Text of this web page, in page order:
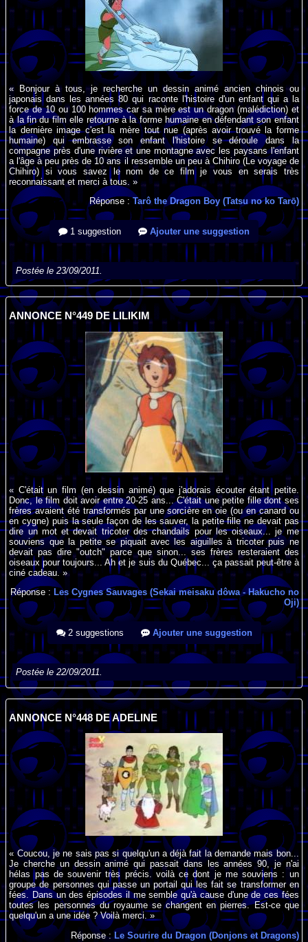
« Bonjour à tous, je recherche un dessin animé ancien chinois ou
japonais dans les années 80 qui raconte l'histoire d'un enfant qui a la
force de 10 ou 100 hommes car sa mère est un dragon (malédiction) et
à la fin du film elle retourne à la forme humaine en défendant son enfant
la dernière image c'est la mère tout nue (après avoir trouvé la forme
humaine) qui embrasse son enfant l'histoire se déroule dans la
compagne près d'une rivière et une montagne avec les paysans l'enfant
a l'âge à peu près de 10 ans il ressemble un peu à Chihiro (Le voyage de
Chihiro) si vous savez le nom de ce film je vous en serais très
reconnaissant et merci à tous. »
Réponse :Tarô the Dragon Boy (Tatsu no ko Tarō)
1 suggestion Ajouter une suggestion
Postée le 23/09/2011.
ANNONCE N°449 DE LILIKIM
« C'était un film (en dessin animé) que j'adorais écouter étant petite.
Donc, le film doit avoir entre 20-25 ans... C'était une petite fille dont ses
frères avaient été transformés par une sorcière en oie (ou en canard ou
en cygne) puis la seule façon de les sauver, la petite fille ne devait pas
dire un mot et devait tricoter des chandails pour les oiseaux... je me
souviens que la petite se piquait avec les aiguilles à tricoter puis ne
devait pas dire "outch" parce que sinon... ses frères resteraient des
oiseaux pour toujours... Ah et je suis du Québec... ça passait peut-être à
ciné cadeau. »
Réponse : Les Cygnes Sauvages (Sekai meisaku dôwa - Hakucho no
Oji)
2 suggestions Ajouter une suggestion
Postée le 22/09/2011.
ANNONCE N°448 DE ADELINE
« Coucou, je ne sais pas si quelqu'un a déjà fait la demande mais bon...
Je cherche un dessin animé qui passait dans les années 90, je n'ai
hélas pas de souvenir très précis. voilà ce dont je me souviens : un
groupe de personnes qui passe un portail qui les fait se transformer en
fées. Dans un des épisodes il me semble qu'à cause d'une de ces fées
toutes les personnes du royaume se changent en pierres. Est-ce que
quelqu'un a une idée ? Voilà merci. »
Réponse :Le Sourire du Dragon (Donjons et Dragons)